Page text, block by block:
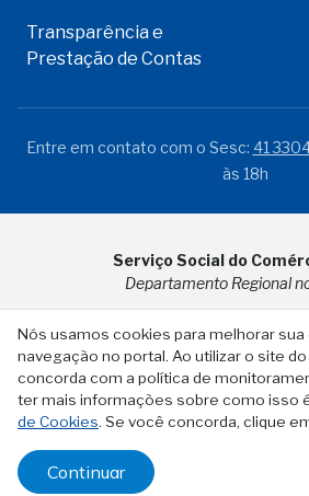
Nós usamos cookies para melhorar sua
navegação no portal. Ao utilizar o site
concorda com a política de
ter mais informações sobre como isso
de Cookies. Se você concorda, clique
Continuar
Transparência e
Prestação de Contas
Entre em contato com o Sesc: 41
às 18h
Serviço Social do
Departamento Regional
Rua Visconde do Rio Branco, 931 -
PR